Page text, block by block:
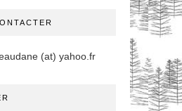
(at) yahoo.fr